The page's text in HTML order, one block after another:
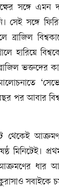
সঙ্গে এমন
সেই সঙ্গে
ব্রাজিল
হারিয়ে
ভক্তদের
পর আবার
থেকেই
মিনিটেই।
ধার
সবাইকে